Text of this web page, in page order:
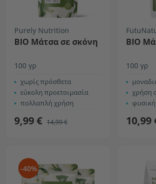
Purely Nutrition
ΒΙΟ Μάτσα σε σκόνη
100 γρ
χωρίς πρόσθετα
εύκολη προετοιμασία
πολλαπλή χρήση
9,99 € 14,99 €
ΒΙΟ
100 γρ
χρήση
10,99
-40%